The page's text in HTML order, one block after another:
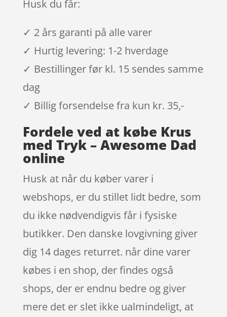
Husk du får:
✓ 2 års garanti på alle varer
✓ Hurtig levering: 1-2 hverdage
✓ Bestillinger før kl. 15 sendes samme
dag
✓ Billig forsendelse fra kun kr. 35,-
Fordele ved at købe Krus
med Tryk – Awesome Dad
online
Husk at når du køber varer i
webshops, er du stillet lidt bedre, som
du ikke nødvendigvis får i fysiske
butikker. Den danske lovgivning giver
dig 14 dages returret. når dine varer
købes i en shop, der findes også
shops, der er endnu bedre og giver
mere det er slet ikke ualmindeligt, at